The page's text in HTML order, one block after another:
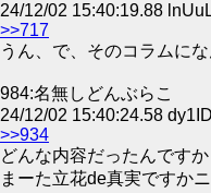
24/12/02 15:40:19.88
>>717
うん、で、そのコラムに
984:名無しどんぶらこ
24/12/02 15:40:24.58
>>934
どんな内容だったんです
まーた立花de真実ですか